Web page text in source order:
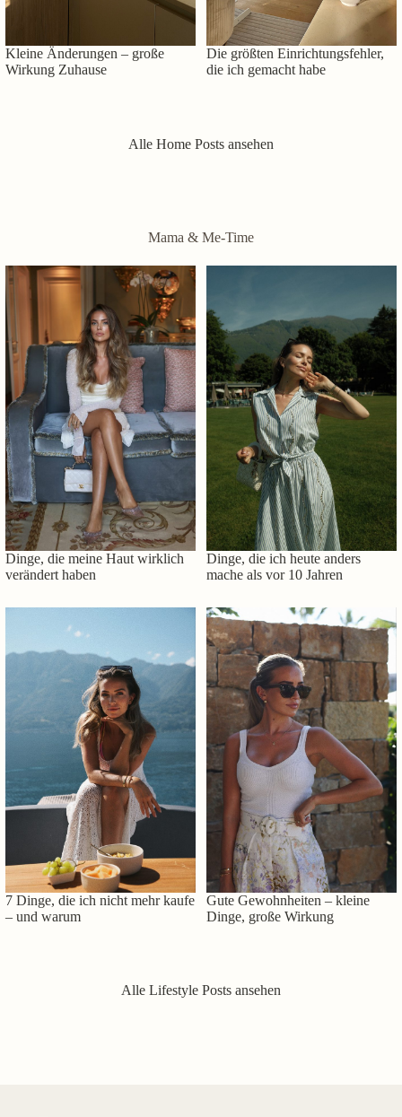
Kleine Änderungen – große
Wirkung Zuhause
Die größten Einrichtungsfehler,
die ich gemacht habe
Alle Home Posts ansehen
Mama & Me-Time
Dinge, die meine Haut wirklich
verändert haben
Dinge, die ich heute anders
mache als vor 10 Jahren
7 Dinge, die ich nicht mehr kaufe
– und warum
Gute Gewohnheiten – kleine
Dinge, große Wirkung
Alle Lifestyle Posts ansehen